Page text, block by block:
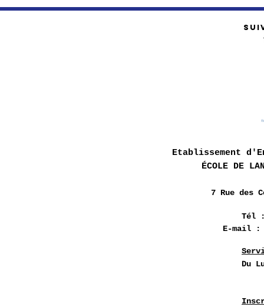
Etablissement
ÉCOLE DE
7 Rue des
Tél
E-mail
Du